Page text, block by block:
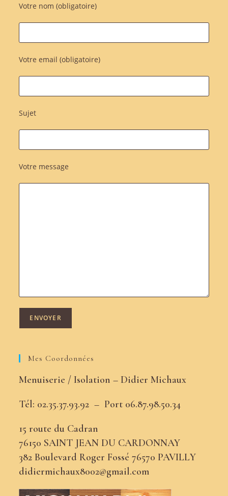
Votre nom (obligatoire)
Votre email (obligatoire)
Sujet
Votre message
Mes Coordonnées
Menuiserie / Isolation – Didier Michaux
Tél: 02.35.37.93.92 – Port 06.87.98.50.34
15 route du Cadran
76150 SAINT JEAN DU CARDONNAY
382 Boulevard Roger Fossé 76570 PAVILLY
didiermichaux8002@gmail.com